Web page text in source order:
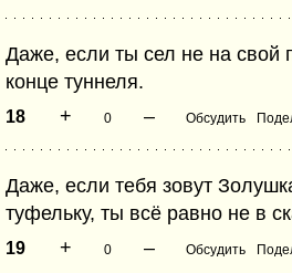
Даже, если ты сел не на свой
конце туннеля.
18 + 0 – Обсудить
Даже, если тебя зовут
туфельку, ты всё равно не в
19 + 0 – Обсудить